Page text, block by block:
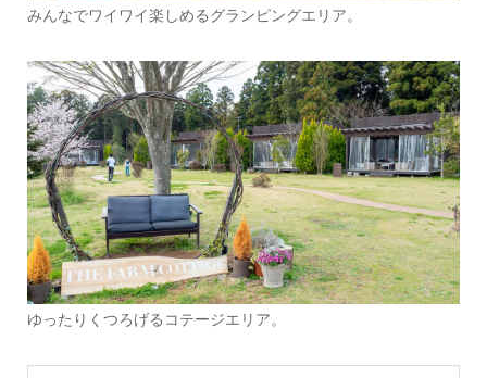
みんなでワイワイ楽しめるグランピングエリア。
ゆったりくつろげるコテージエリア。